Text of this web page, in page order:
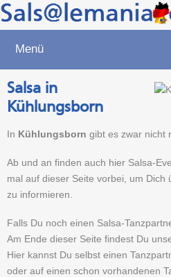
Menü
Salsa in
Kühlungsborn
In Kühlungsborn gibt es zwar nicht
Ab und an finden auch hier Salsa-
mal auf dieser Seite vorbei, um Dich
zu informieren.
Falls Du noch einen Salsa-
Am Ende dieser Seite findest Du
Hier kannst Du selbst einen
oder auf einen schon vorhandenen